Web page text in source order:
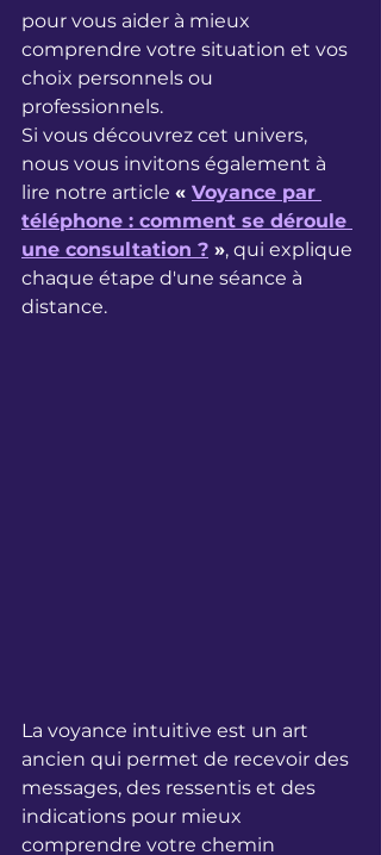
pour vous aider à mieux
comprendre votre situation et vos
choix personnels ou
professionnels.
Si vous découvrez cet univers,
nous vous invitons également à
lire notre article « Voyance par
téléphone : comment se déroule
une consultation ? », qui explique
chaque étape d'une séance à
distance.
La voyance intuitive est un art
ancien qui permet de recevoir des
messages, des ressentis et des
indications pour mieux
comprendre votre chemin